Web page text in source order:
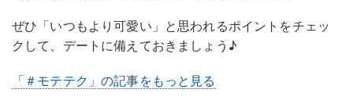
ぜひ「いつもより可愛い」と思われるポイントをチェッ
クして、デートに備えておきましょう♪
「＃モテテク」の記事をもっと見る